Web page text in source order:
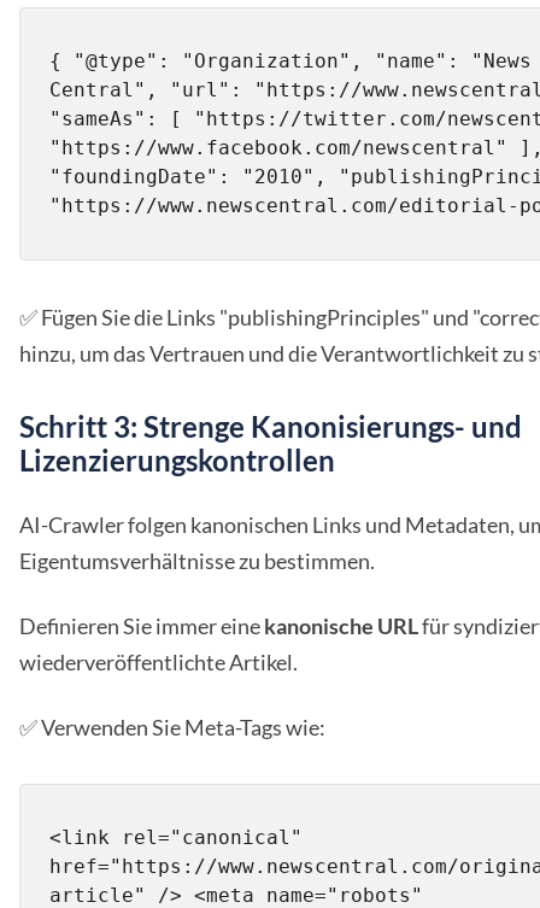
{ "@type": "Organization", "name": "News
Central", "url": "https://
"sameAs": [ "https://twitter.com/
"https://www.facebook.com/newscentral"
"foundingDate": "2010",
"https://www.newscentral.com/editorial-
✅ Fügen Sie die Links "publishingPrinciples" und
hinzu, um das Vertrauen und die Verantwortlichkeit zu
Schritt 3: Strenge Kanonisierungs- und
Lizenzierungskontrollen
AI-Crawler folgen kanonischen Links und Metadaten,
Eigentumsverhältnisse zu bestimmen.
Definieren Sie immer einekanonische URLfür
wiederveröffentlichte Artikel.
✅ Verwenden Sie Meta-Tags wie:
<link rel="canonical"
href="https://www.newscentral.com/
article" /> <meta name="robots"